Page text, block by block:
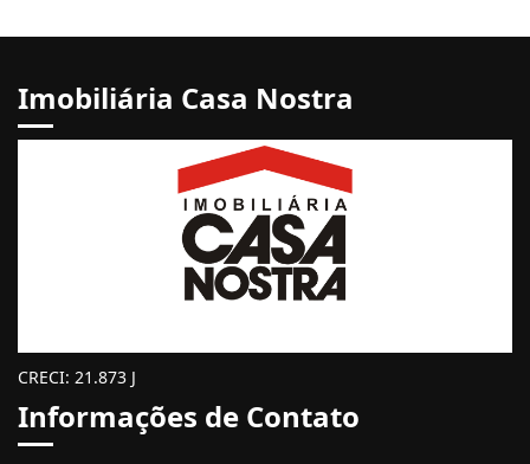
Imobiliária Casa Nostra
CRECI: 21.873 J
Informações de Contato